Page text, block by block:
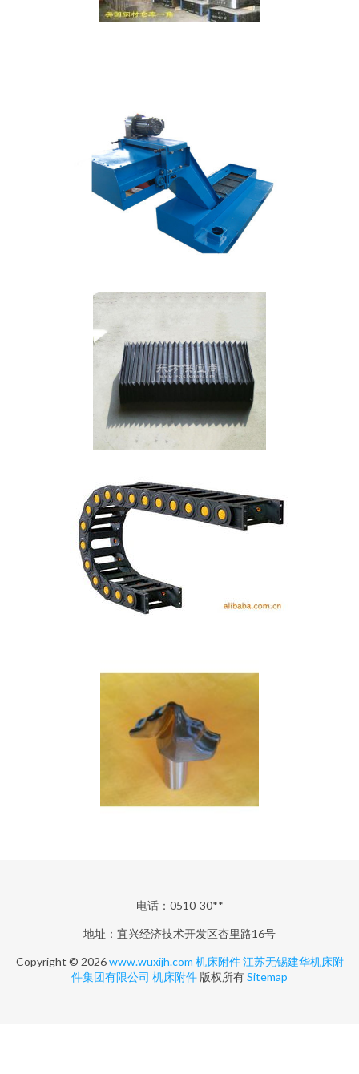
电话：0510-30**
地址：宜兴经济技术开发区杏里路16号
Copyright © 2026www.wuxijh.com 机床附件 江苏无锡建华机床附
件集团有限公司 机床附件 版权所有Sitemap